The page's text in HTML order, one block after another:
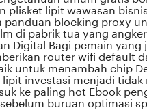
plisket lipit wawasan
panduan blocking proxy
di pabrik tua yang
Digital Bagi pemain
router wifi default
untuk menambah chip
investasi menjadi
ke paling hot Ebook
buruan optimasi